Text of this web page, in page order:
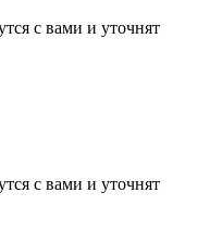
с вами и уточнят
с вами и уточнят